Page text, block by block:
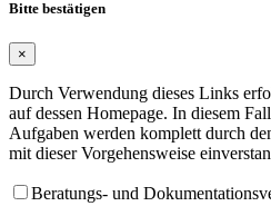
Bitte bestätigen
×
Durch Verwendung dieses Links
auf dessen Homepage. In diesem
Aufgaben werden komplett durch
mit dieser Vorgehensweise
Beratungs- und